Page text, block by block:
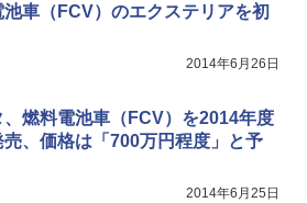
池車（FCV）のエクステリアを初
2014年6月26日
、燃料電池車（FCV）を2014年度
売、価格は「700万円程度」と予
2014年6月25日